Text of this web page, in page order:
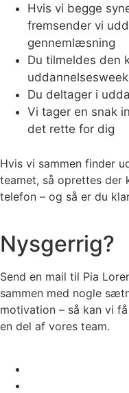
Hvis vi begge
fremsender vi
gennemlæsning
Du tilmeldes den
Du deltager i
Vi tager en snak
det rette for dig
Hvis vi sammen finder
teamet, så oprettes der
telefon – og så er du
Nysgerrig?
Send en mail til Pia
sammen med nogle
motivation – så kan vi
en del af vores team.